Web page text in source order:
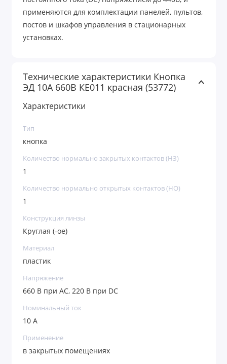
применяются для комплектации панелей, пультов,
постов и шкафов управления в стационарных
установках.
Технические характеристики Кнопка
ЭД 10А 660В КЕ011 красная (53772)
Характеристики
Тип
кнопка
Количество нормально закрытых контактов (НЗ)
1
Количество нормально открытых контактов (НО)
1
Конструкция линзы
Круглая (-ое)
Материал
пластик
Напряжение
660 В при АС, 220 В при DC
Номинальный ток
10 А
Применение
в закрытых помещениях